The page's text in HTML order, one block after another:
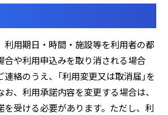
利用期日・時間・施設等を利用者の都
合や利用申込みを取り消される場合
絡のうえ、「利用変更又は取消届」を
、利用承諾内容を変更する場合は、
を受ける必要があります。ただし、利